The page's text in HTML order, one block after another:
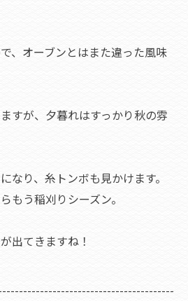
、オーブンとはまた違った風味
すが、夕暮れはすっかり秋の雰
なり、糸トンボも見かけます。
もう稲刈りシーズン。
出てきますね！